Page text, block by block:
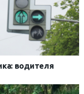
водителя